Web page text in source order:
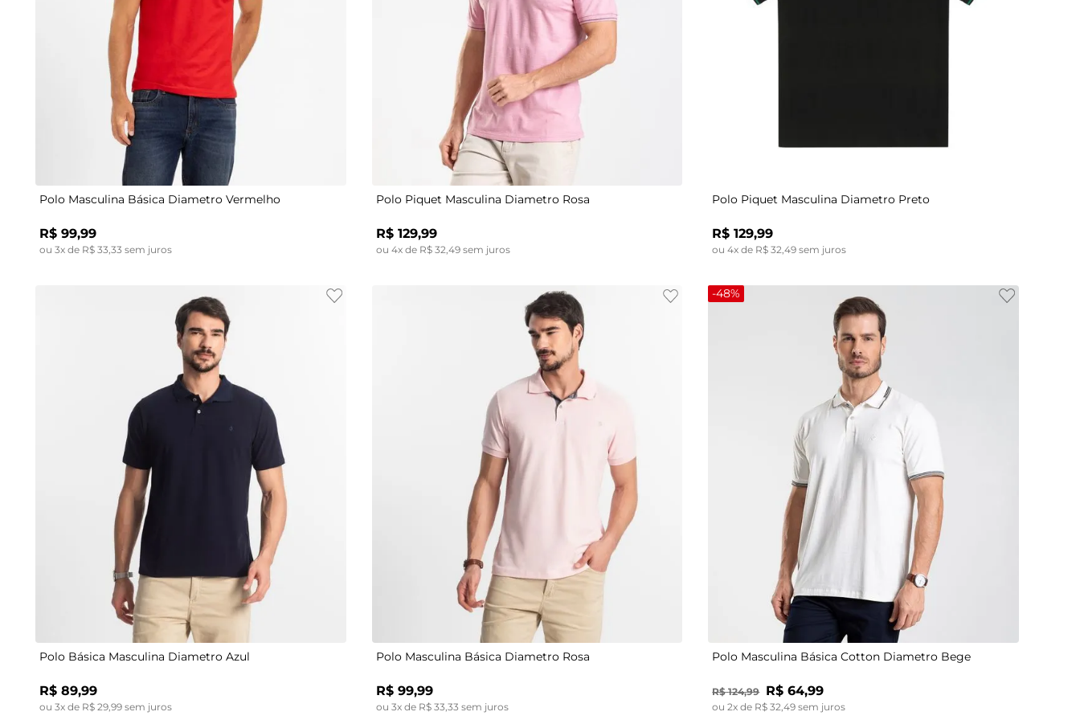
M
Polo Masculina Básica Diametro Vermelho
R$ 99,99
ou 3x de R$ 33 33 sem juros
M G
Polo Piquet Masculina Diametro Rosa
R$ 129,99
ou 4x de R$ 32 49sem juros
Polo Piquet Masculina Diametro Preto
R$ 129,99
ou4x de R$ 32 ,49 sem juros
P M G
Polo Básica Masculina Diametro Azul
R$ 89,99
ou 3x de R$ 29,99 sem juros
M
Polo Masculina Básica Diametro Rosa
R$ 99,99
ou 3x de R$ 33,33 sem juros
-48%
GG
Polo Masculina Básica Cotton Diametro Bege
R$ 124,99 R$ 64,99
ou2x de R$ 32,49 sem juros